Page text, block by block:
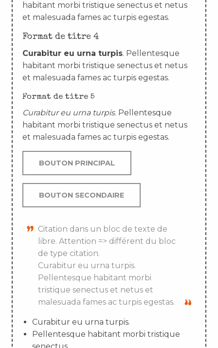
habitant morbi tristique senectus et netus
et malesuada fames ac turpis egestas.
Format de titre 4
Curabitur eu urna turpis. Pellentesque
habitant morbi tristique senectus et netus
et malesuada fames ac turpis egestas.
Format de titre 5
Curabitur eu urna turpis. Pellentesque
habitant morbi tristique senectus et netus
et malesuada fames ac turpis egestas.
BOUTON PRINCIPAL
BOUTON SECONDAIRE
Citation dans un bloc de texte de
libre. Attention => différent du bloc
de type citation.
Curabitur eu urna turpis.
Pellentesque habitant morbi
tristique senectus et netus et
malesuada fames ac turpis egestas.
Curabitur eu urna turpis.
Pellentesque habitant morbi tristique